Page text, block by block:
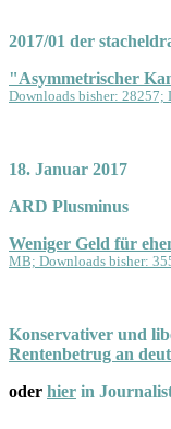
2017/01 der
"Asymmetrischer
Downloads bisher: 28257;
18. Januar 2017
ARD Plusminus
Weniger Geld für
MB; Downloads bisher:
Konservativer und
Rentenbetrug an
oder hier in